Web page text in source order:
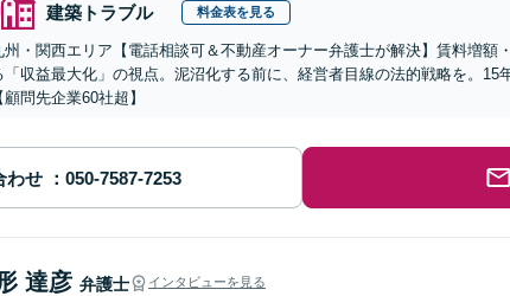
建築トラブル 料金表を見る
州・関西エリア【電話相談可＆不動産オーナー弁護士が解決】賃料増額
「収益最大化」の視点。泥沼化する前に、経営者目線の法的戦略を。15
顧問先企業60社超】
わせ
達彦 弁護士 インタビューを見る